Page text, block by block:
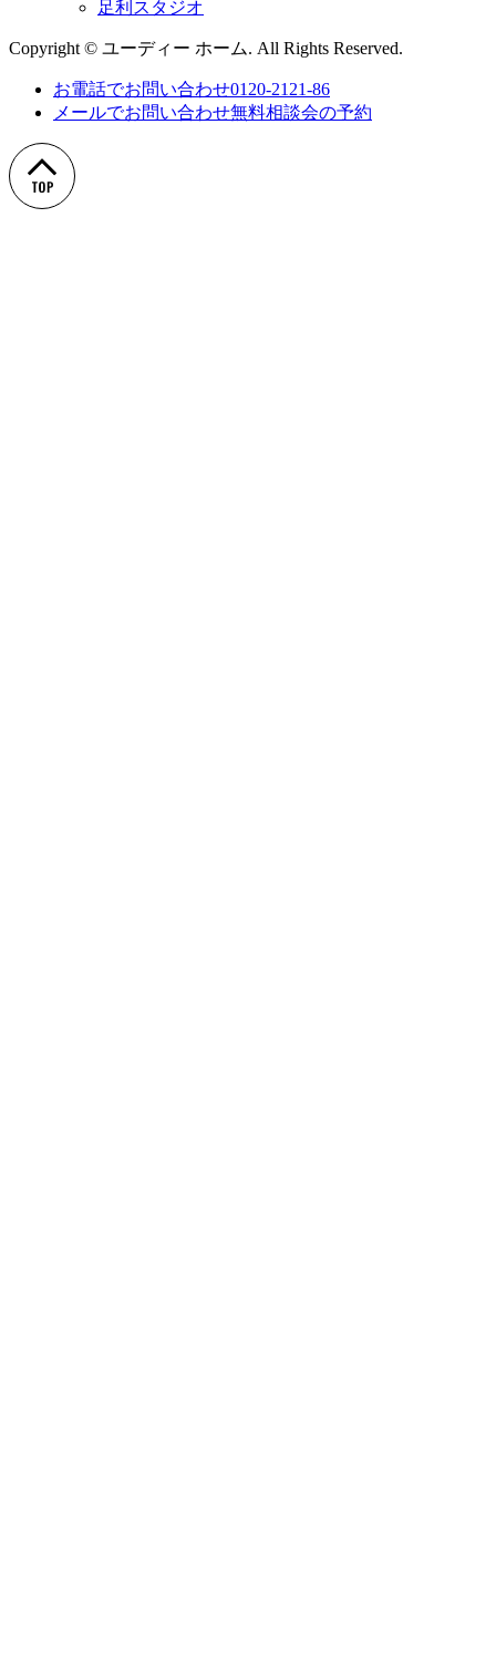
足利スタジオ
Copyright © ユーディー ホーム. All Rights Reserved.
お電話でお問い合わせ0120-2121-86
メールでお問い合わせ無料相談会の予約